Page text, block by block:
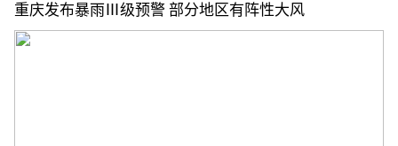
重庆发布暴雨Ⅲ级预警 部分地区有阵性大风